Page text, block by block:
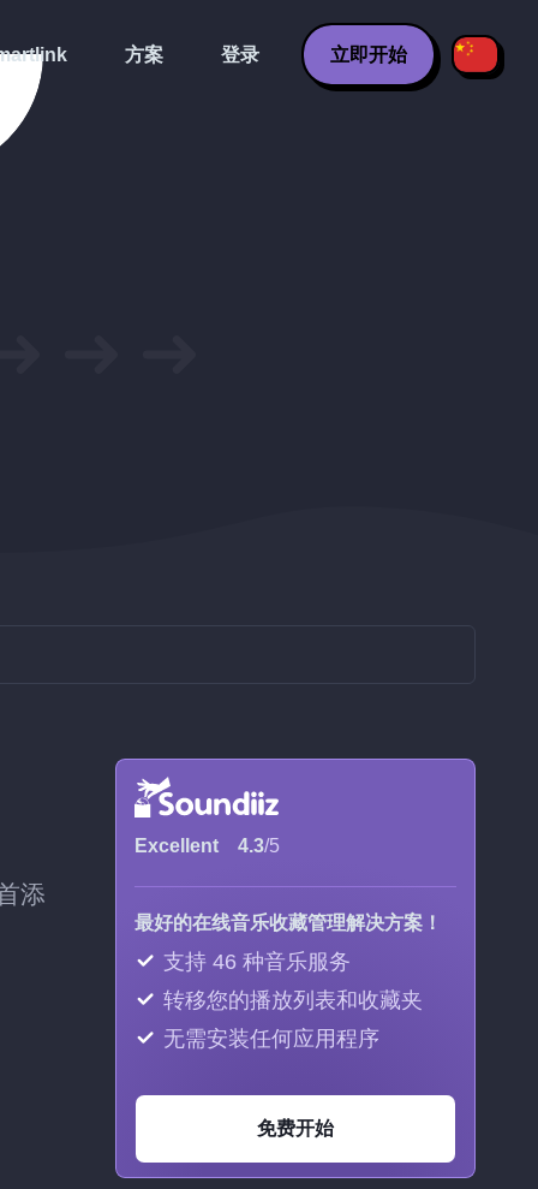
方案 登录 立即开始
添
Excellent 4.3/5
最好的在线音乐收藏管理解决方案！
支持 46 种音乐服务
转移您的播放列表和收藏夹
无需安装任何应用程序
免费开始